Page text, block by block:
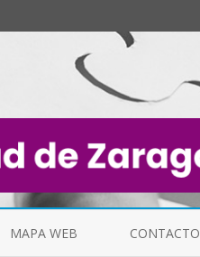
MAPA WEB CONTACTO